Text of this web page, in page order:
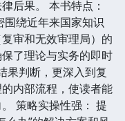
后果。 本书特点：
绕近年来国家知识
审和无效审理局）的
了理论与实务的即时
果判断，更深入到复
内部流程，使读者能
策略实操性强： 提